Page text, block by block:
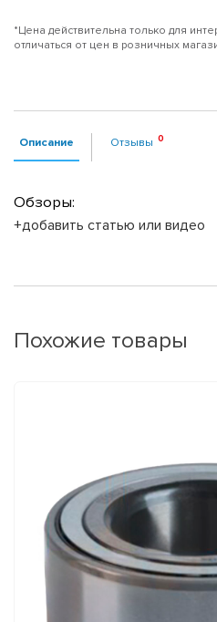
*Цена действительна только для
отличаться от цен в розничных
Описание Отзывы
Обзоры:
+добавить статью или видео
Похожие товары